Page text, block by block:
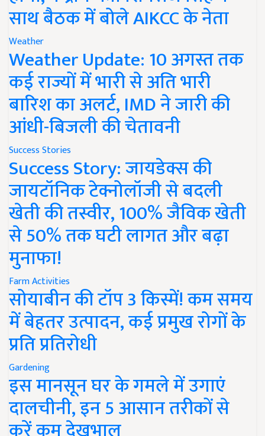
साथ बैठक में बोले AIKCC के नेता
Weather
Weather Update: 10 अगस्त तक
कई राज्यों में भारी से अति भारी
बारिश का अलर्ट, IMD ने जारी की
आंधी-बिजली की चेतावनी
Success Stories
Success Story: जायडेक्स की
जायटॉनिक टेक्नोलॉजी से बदली
खेती की तस्वीर, 100% जैविक खेती
से 50% तक घटी लागत और बढ़ा
मुनाफा!
Farm Activities
सोयाबीन की टॉप 3 किस्में! कम समय
में बेहतर उत्पादन, कई प्रमुख रोगों के
प्रति प्रतिरोधी
Gardening
इस मानसून घर के गमले में उगाएं
दालचीनी, इन 5 आसान तरीकों से